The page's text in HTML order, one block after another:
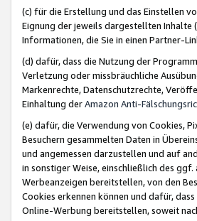
(c) für die Erstellung und das Einstellen
Eignung der jeweils dargestellten
Informationen, die Sie in einen Partner-
(d) dafür, dass die Nutzung der
Verletzung oder missbräuchliche
Markenrechte, Datenschutzrechte,
Einhaltung derAmazon Anti-
(e) dafür, die Verwendung von Cookies,
Besuchern gesammelten Daten in
und angemessen darzustellen und auf
in sonstiger Weise, einschließlich des
Werbeanzeigen bereitstellen, von den
Cookies erkennen können und dafür,
Online-Werbung bereitstellen, soweit